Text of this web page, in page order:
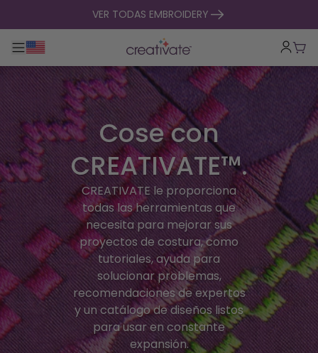
VER TODAS EMBROIDERY
Alternar navegación principal
Cose con
CREATIVATE™.
CREATIVATE le proporciona
todas las herramientas que
necesita para mejorar sus
proyectos de costura, como
tutoriales, ayuda para
solucionar problemas,
recomendaciones de expertos
y un catálogo de diseños listos
para usar en constante
expansión.